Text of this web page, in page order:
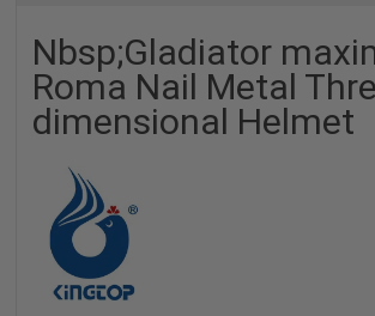
Nbsp;Gladiator
Roma Nail Metal
dimensional Helmet